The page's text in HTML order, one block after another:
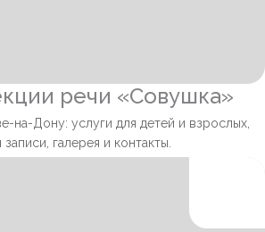
речи «Совушка»
на-Дону: услуги для детей и взрослых,
галерея и контакты.